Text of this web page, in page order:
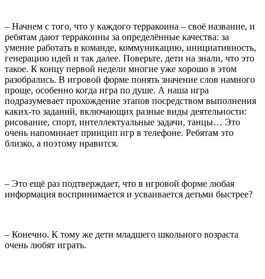
– Начнем с того, что у каждого терракоина – своё название, и
ребятам дают терракоины за определённые качества: за
умение работать в команде, коммуникацию, инициативность,
генерацию идей и так далее. Поверьте, дети на знали, что это
такое. К концу первой недели многие уже хорошо в этом
разобрались. В игровой форме понять значение слов намного
проще, особенно когда игра по душе. А наша игра
подразумевает прохождение этапов посредством выполнения
каких-то заданий, включающих разные виды деятельности:
рисование, спорт, интеллектуальные задачи, танцы… Это
очень напоминает принцип игр в телефоне. Ребятам это
близко, а поэтому нравится.
– Это ещё раз подтверждает, что в игровой форме любая
информация воспринимается и усваивается детьми быстрее?
– Конечно. К тому же дети младшего школьного возраста
очень любят играть.